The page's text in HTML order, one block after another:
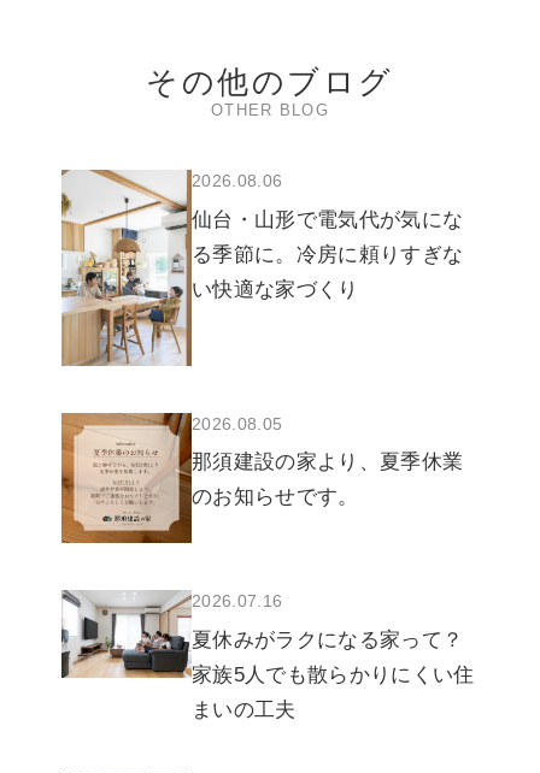
その他のブログ
OTHER BLOG
2026.08.06
仙台・山形で電気代が気にな
る季節に。冷房に頼りすぎな
い快適な家づくり
2026.08.05
那須建設の家より、夏季休業
のお知らせです。
2026.07.16
夏休みがラクになる家って？
家族5人でも散らかりにくい住
まいの工夫